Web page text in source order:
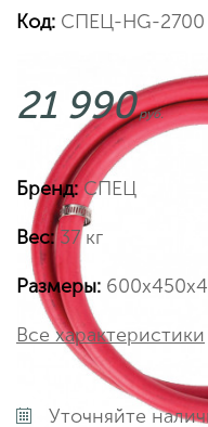
Код: СПЕЦ-HG-2700
21 990руб.
Бренд:СПЕЦ
Вес:37 кг
Размеры:
Все характеристики
Уточняйте